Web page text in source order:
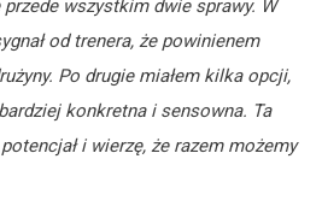
przede wszystkim dwie sprawy. W
od trenera, że powinienem
Po drugie miałem kilka opcji,
konkretna i sensowna. Ta
i wierzę, że razem możemy